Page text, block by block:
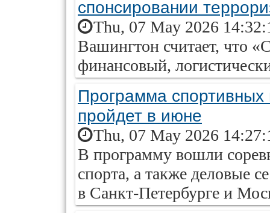
спонсировании
Thu, 07 May 2026
Вашингтон считает, что
финансовый,
Программа
пройдет в июне
Thu, 07 May 2026
В программу вошли
спорта, а также деловые
в Санкт-Петербурге и